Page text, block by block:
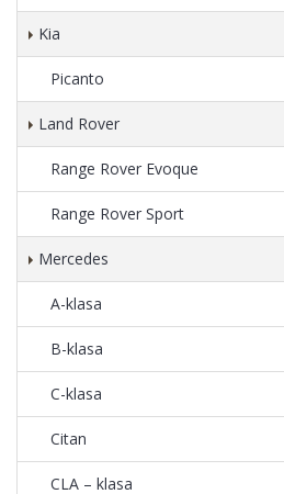
Kia
Picanto
Land Rover
Range Rover Evoque
Range Rover Sport
Mercedes
A-klasa
B-klasa
C-klasa
Citan
CLA – klasa